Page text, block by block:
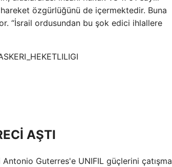
özgürlüğünü de içermektedir. ​Buna
“İsrail ordusundan bu şok edici ihlallere
AŞTI
Guterres'e UNIFIL güçlerini çatışma